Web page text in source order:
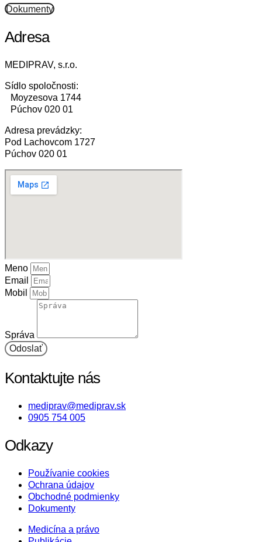
Dokumenty
Adresa
MEDIPRAV, s.r.o.
Sídlo spoločnosti:
Moyzesova 1744
Púchov 020 01
Adresa prevádzky:
Pod Lachovcom 1727
Púchov 020 01
Meno
Email
Mobil
Správa
Odoslať
Kontaktujte nás
mediprav@mediprav.sk
0905 754 005
Odkazy
Používanie cookies
Ochrana údajov
Obchodné podmienky
Dokumenty
Medicína a právo